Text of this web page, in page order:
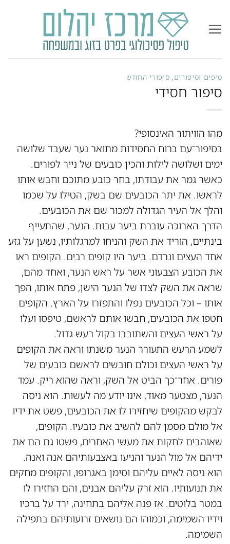
טיפים וסיפורים, סיפורי החודש
סיפור חסידי
מהו הוויתור האינסופי?
בסיפור־עם ברוח החסידות מתואר נער שעבד שלושה
ימים ושלושה לילות והכין כובעים של נייר לפורים.
כאשר גמר את עבודתו, בחר כובע מתוכם וחבש אותו
לראשו. את יתר הכובעים שם בשק, הטילו על שכמו
והלך אל העיר הגדולה למכור שם את הכובעים.
הדרך הארוכה עוברת ביער עבות. הנער, שהתעייף
בינתיים, הוריד את השק והניחו למרגלותיו, נשען על גזע
אחד העצים ונרדם. ביער היו קופים רבים. הקופים ראו
את הכובע הצבעוני אשר על ראש הנער, ואחד מהם,
שראה את השק לצדו של הנער הישן, פתח אותו, הפך
אותו – וכל הכובעים נפלו והתפזרו על הארץ. הקופים
חטפו את הכובעים, חבשו אותם לראשם, טיפסו ועלו
על ראשי העצים והשתובבו בקול רעש גדול.
לשמע הרעש התעורר הנער משנתו וראה את הקופים
על ראשי העצים וכולם חובשים לראשם כובעים של
פורים. אחר־כך הביט אל השק, וראה שהוא ריק. עמד
הנער, מצטער מאוד, אינו יודע מה לעשות. הוא ניסה
לבקש מהקופים שיחזירו לו את הכובעים, פשט את ידיו
אל מולם מסמן להם להשיב את כובעיו. הקופים,
שאוהבים לחקות את מעשי האחרים, פשטו גם הם את
ידיהם אל מול הנער והניעו באצבעותיהם אנה ואנה.
הוא ניסה לאיים עליהם וסימן באגרופו, והקופים מחקים
את תנועותיו. הוא זרק עליהם אבנים, והם החזירו לו
במטר בלוטים. אז פנה אליהם בתחינה, ירד על ברכיו
וידיו השמימה, וכמוהו הם נושאים זרועותיהם בתפילה
השמימה.